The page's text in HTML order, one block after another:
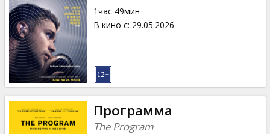
Кинозакуски
B2B
Клуб
1час 49мин
В кино с: 29.05.2026
Программа
The Program